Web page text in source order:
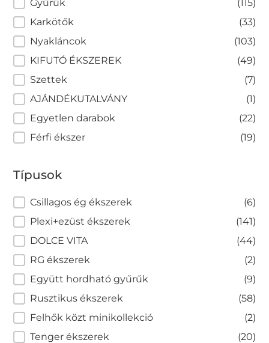
Gyűrűk
(115)
Karkötők
(33)
Nyakláncok
(103)
KIFUTÓ ÉKSZEREK
(49)
Szettek
(7)
AJÁNDÉKUTALVÁNY
(1)
Egyetlen darabok
(22)
Férfi ékszer
(19)
Típusok
Típusok
Csillagos ég ékszerek
(6)
Plexi+ezüst ékszerek
(141)
DOLCE VITA
(44)
RG ékszerek
(2)
Együtt hordható gyűrűk
(9)
Rusztikus ékszerek
(58)
Felhők közt minikollekció
(2)
Tenger ékszerek
(20)